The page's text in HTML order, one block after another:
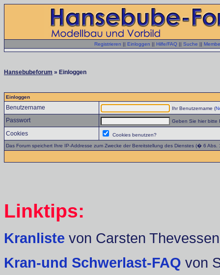
Registrieren || Einloggen || Hilfe/FAQ || Suche ||
Hansebubeforum » Einloggen
Einloggen
Benutzername Ihr Benutzername (
Passwort Geben Sie hier bitte
Cookies
Cookies benutzen?
Das Forum speichert Ihre IP-Addresse zum Zwecke der Bereitstellung des Dienstes (� 6
Linktips:
Kranliste von Carsten Thevessen
Kran-und Schwerlast-FAQ von